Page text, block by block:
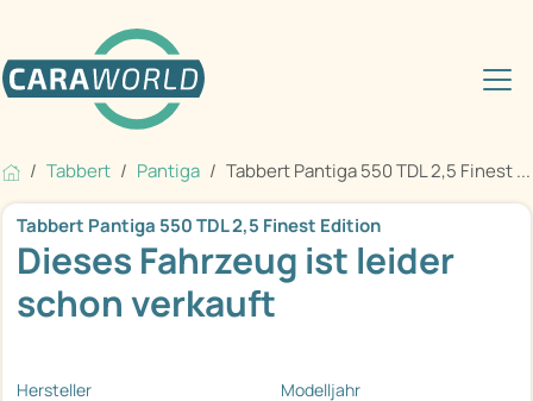
Tabbert Pantiga Tabbert Pantiga 550 TDL 2,5 Finest ...
Tabbert Pantiga 550 TDL 2,5 Finest Edition
Dieses Fahrzeug ist leider
schon verkauft
Hersteller
Modelljahr